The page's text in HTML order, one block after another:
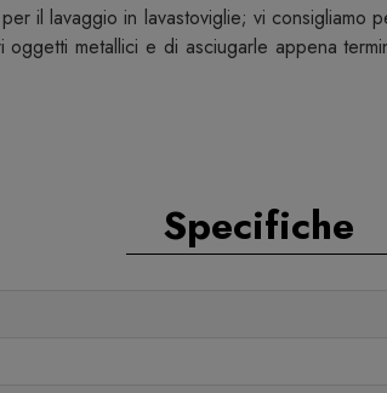
il lavaggio in lavastoviglie; vi consigliamo
oggetti metallici e di asciugarle appena
Specifiche